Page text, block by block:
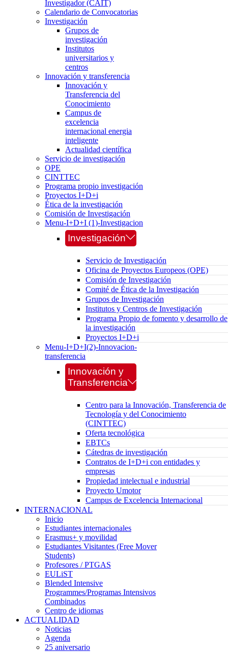
Investigador (CAIT)
Calendario de Convocatorias
Investigación
Grupos de
investigación
Institutos
universitarios y
centros
Innovación y transferencia
Innovación y
Transferencia del
Conocimiento
Campus de
excelencia
internacional energia
inteligente
Actualidad científica
Servicio de investigación
OPE
CINTTEC
Programa propio investigación
Proyectos I+D+i
Ética de la investigación
Comisión de Investigación
Menu-I+D+I (1)-Investigacion
Investigación
Servicio de Investigación
Oficina de Proyectos Europeos (OPE)
Comisión de Investigación
Comité de Ética de la Investigación
Grupos de Investigación
Institutos y Centros de Investigación
Programa Propio de fomento y desarrollo de
la investigación
Proyectos I+D+i
Menu-I+D+I(2)-Innovacion-
transferencia
Innovación y
Transferencia
Centro para la Innovación, Transferencia de
Tecnología y del Conocimiento
(CINTTEC)
Oferta tecnológica
EBTCs
Cátedras de investigación
Contratos de I+D+i con entidades y
empresas
Propiedad intelectual e industrial
Proyecto Umotor
Campus de Excelencia Internacional
INTERNACIONAL
Inicio
Estudiantes internacionales
Erasmus+ y movilidad
Estudiantes Visitantes (Free Mover
Students)
Profesores / PTGAS
EULiST
Blended Intensive
Programmes/Programas Intensivos
Combinados
Centro de idiomas
ACTUALIDAD
Noticias
Agenda
25 aniversario